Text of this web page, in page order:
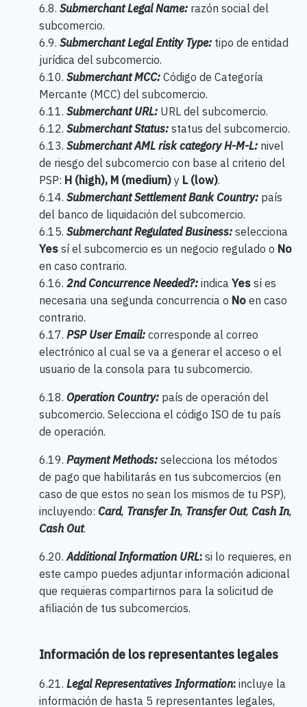
6.8. Submerchant Legal Name: razón social del
subcomercio.
6.9. Submerchant Legal Entity Type:tipo de entidad
jurídica del subcomercio.
6.10. Submerchant MCC:Código de Categoría
Mercante (MCC) del subcomercio.
6.11. Submerchant URL:URL del subcomercio.
6.12. Submerchant Status:status del subcomercio.
6.13. Submerchant AML risk category H-M-L: nivel
de riesgo del subcomercio con base al criterio del
PSP: H (high), M (medium)y L (low).
6.14. Submerchant Settlement Bank Country: país
del banco de liquidación del subcomercio.
6.15. Submerchant Regulated Business: selecciona
Yessí el subcomercio es un negocio regulado o No
en caso contrario.
6.16. 2nd Concurrence Needed?:indica Yessí es
necesaria una segunda concurrencia o Noen caso
contrario.
6.17. PSP User Email:corresponde al correo
electrónico al cual se va a generar el acceso o el
usuario de la consola para tu subcomercio.
6.18. Operation Country: país de operación del
subcomercio. Selecciona el código ISO de tu país
de operación.
6.19. Payment Methods: selecciona los métodos
de pago que habilitarás en tus subcomercios (en
caso de que estos no sean los mismos de tu PSP),
incluyendo: Card, Transfer In, Transfer Out, Cash In,
Cash Out.
6.20. Additional Information URL: si lo requieres, en
este campo puedes adjuntar información adicional
que requieras compartirnos para la solicitud de
afiliación de tus subcomercios.
Información de los representantes legales
6.21. Legal Representatives Information: incluye la
información de hasta 5 representantes legales,